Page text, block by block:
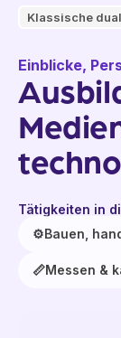
Klassische
Einblicke,
Tätigkeiten in
⚙️Bauen,
📏Messen &